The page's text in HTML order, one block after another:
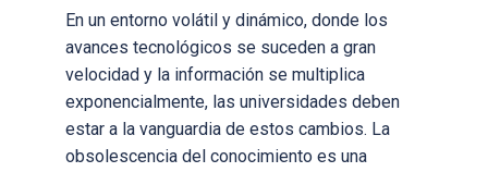
En un entorno volátil y dinámico, donde los
avances tecnológicos se suceden a gran
velocidad y la información se multiplica
exponencialmente, las universidades deben
estar a la vanguardia de estos cambios. La
obsolescencia del conocimiento es una